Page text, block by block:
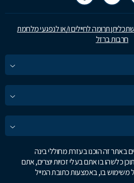
תרומה לחיילים ו/או לנפגעי מלחמת
חרבות ברזל
באתר זה הוכנו בעזרת מחוללי בינה
כלשהו בו אתם בעלי זכויות יוצרים, אתם
משימוש בו, באמצעות כתובת המייל